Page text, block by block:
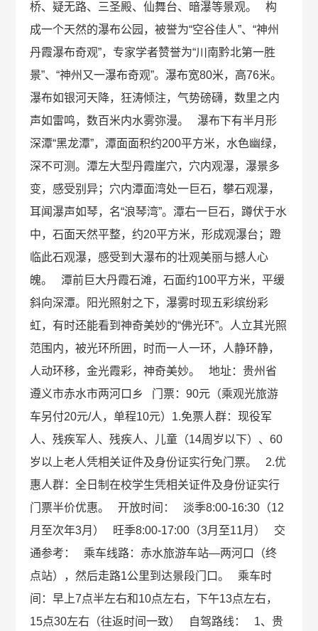
桥、疑无路、三圣殿、仙舞台、暗瀑等景观。 构
成一个天然的瀑布公园，被誉为“空谷佳人”、“神州
丹霞瀑布奇观”，专家学者赞誉为“川南黔北第一胜
景”、“神州又一瀑布奇观”。瀑布宽80米，高76米。
瀑布如银河天降，狂涛倾注，气势磅礴，数里之内
声如雷鸣，数百米内水雾弥漫。 瀑布下有半月形
深潭“黑龙潭”，潭面面积约200平方米，水色幽绿，
深不可测。潭左大型丹霞崖穴，穴内观瀑，瀑景多
变，感受别异；穴内潭面湾处一巨石，攀石观瀑，
耳闻瀑声如琴，名“浪琴湾”。潭右一巨石，蹲伏于水
中，石面天然平整，约20平方米，形成观瀑台；蹬
临此石观瀑，感受到大瀑布的壮观美丽与撼人心
魄。 潭前巨大丹霞石滩，石面约100平方米，平缓
斜向深潭。阳光照射之下，瀑雾时现五彩缤纷彩
虹，有时还能看到神奇美妙的“佛光环”。人立其光照
范围内，被光环所囲，时而一人一环，人静环静，
人动环移，金光霞彩，神奇美妙。 地址：贵州省
遵义市赤水市两河口乡 门票：90元（乘观光旅游
车另付20元/人，单程10元）1.免票人群：现役军
人、残疾军人、残疾人、儿童（14周岁以下）、60
岁以上老人凭相关证件及身份证实行免门票。 2.优
惠人群：全日制在校学生凭相关证件及身份证实行
门票半价优惠。 开放时间： 淡季8:00-16:30（12
月至次年3月） 旺季8:00-17:00（3月至11月） 交
通参考： 乘车线路：赤水旅游车站—两河口（终
点站），然后走路1公里到达景段门口。 乘车时
间：早上7点半左右和10点左右，下午13点左右，
15点30左右（往返时间一致） 自驾路线： 1、贵